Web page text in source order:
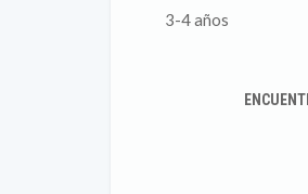
3-4 años